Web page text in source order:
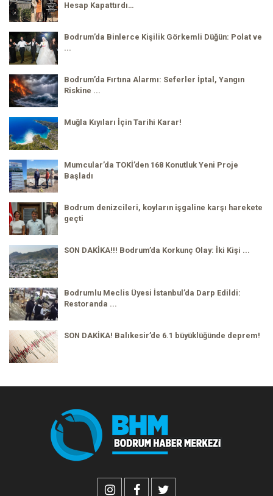
Hesap Kapattırdı…
Bodrum’da Binlerce Kişilik Görkemli Düğün: Polat ve
...
Bodrum’da Fırtına Alarmı: Seferler İptal, Yangın
Riskine ...
Muğla Kıyıları İçin Tarihi Karar!
Mumcular’da TOKİ’den 168 Konutluk Yeni Proje
Başladı
Bodrum denizcileri, koyların işgaline karşı harekete
geçti
SON DAKİKA!!! Bodrum’da Korkunç Olay: İki Kişi ...
Bodrumlu Meclis Üyesi İstanbul’da Darp Edildi:
Restoranda ...
SON DAKİKA! Balıkesir’de 6.1 büyüklüğünde deprem!